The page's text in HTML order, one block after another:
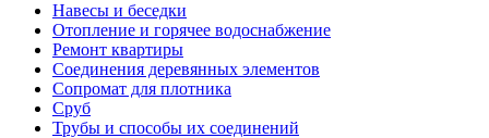
Навесы и беседки
Отопление и горячее водоснабжение
Ремонт квартиры
Соединения деревянных элементов
Сопромат для плотника
Сруб
Трубы и способы их соединений